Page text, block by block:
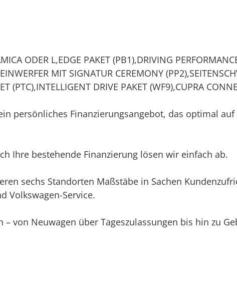
ODER L,EDGE PAKET (PB1),DRIVING
MIT SIGNATUR CEREMONY
DRIVE PAKET (WF9),CUPRA
persönliches Finanzierungsangebot, das optimal
Ihre bestehende Finanzierung lösen wir einfach ab.
sechs Standorten Maßstäbe in Sachen
Volkswagen-Service.
von Neuwagen über Tageszulassungen bis hin zu